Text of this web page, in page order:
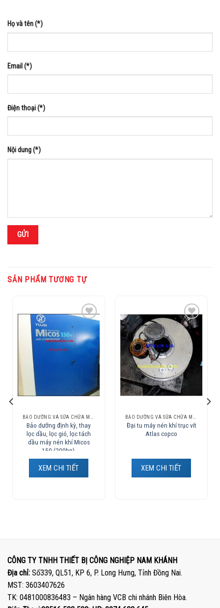
Họ và tên (*)
Email (*)
Điện thoại (*)
Nội dung (*)
SẢN PHẨM TƯƠNG TỰ
Wishlist
BẢO DƯỠNG VÀ SỮA CHỮA MÁY NÉN KHÍ
Bảo dưỡng định kỳ, thay
lọc dầu, lọc gió, lọc tách
dầu máy nén khí Micos
150 (200hp).
XEM CHI TIẾT
Add to
Wishlist
BẢO DƯỠNG VÀ SỮA CHỮA MÁY NÉN KHÍ
Đại tu máy nén khí trục vít
Atlas copco
XEM CHI TIẾT
CÔNG TY TNHH THIẾT BỊ CÔNG NGHIỆP NAM KHÁNH
Địa chỉ: Số339, QL51, KP 6, P. Long Hưng, Tỉnh Đồng Nai.
MST: 3603407626
TK: 0481000836483 – Ngân hàng VCB chi nhánh Biên Hòa.